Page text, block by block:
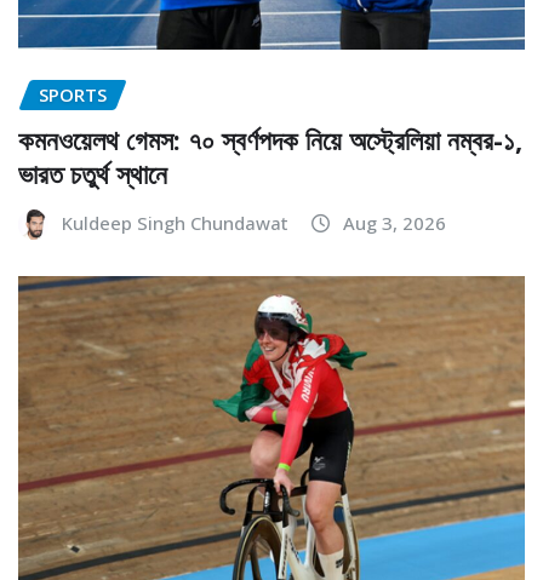
SPORTS
কমনওয়েলথ গেমস: ৭০ স্বর্ণপদক নিয়ে অস্ট্রেলিয়া নম্বর-১,
ভারত চতুর্থ স্থানে
Kuldeep Singh Chundawat Aug 3, 2026